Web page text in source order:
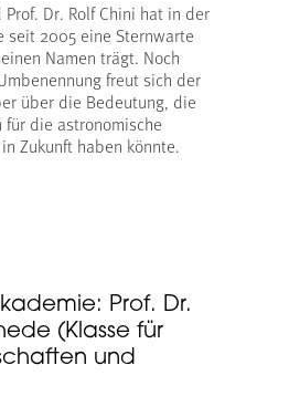
Dr. Rolf Chini hat in der
seit 2005 eine Sternwarte
Namen trägt. Noch
freut sich der
über die Bedeutung, die
für die astronomische
Zukunft haben könnte.
Prof. Dr.
(Klasse für
und